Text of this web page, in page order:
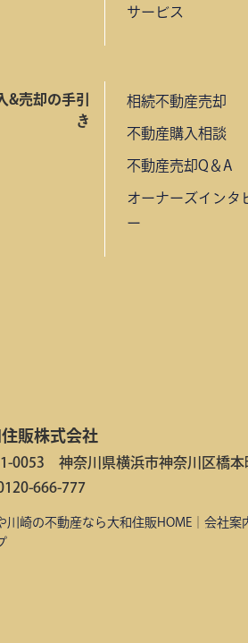
サービス
&売却の手引
き
相続不動産売却
不動産購入相談
不動産売却Q＆A
オーナーズインタ
ー
販株式会社
0053 神奈川県横浜市神奈川区橋本
666-777
川崎の不動産なら大和住販HOME ｜会社案